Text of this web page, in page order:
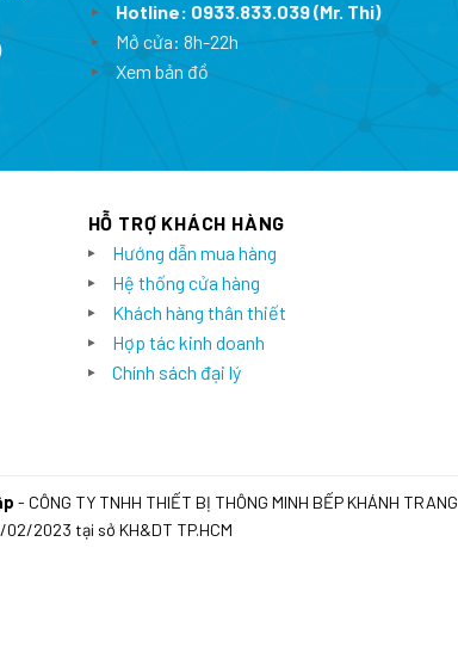
Hotline: 0933.833.039(Mr. Thi)
Mở cửa: 8h-22h
Xem bản đồ
HỖ TRỢ KHÁCH HÀNG
Hướng dẫn mua hàng
Hệ thống cửa hàng
Khách hàng thân thiết
Hợp tác kinh doanh
Chính sách đại lý
- CÔNG TY TNHH THIẾT BỊ THÔNG MINH BẾP KHÁNH TRANG
2023 tại sở KH&DT TP.HCM